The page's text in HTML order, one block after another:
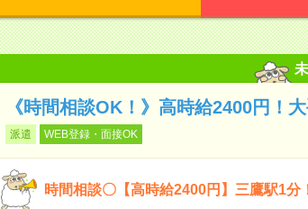
《時間相談OK！》高時給2400円！
派遣 WEB登録・面接OK
時間相談〇【高時給2400円】三鷹駅1分